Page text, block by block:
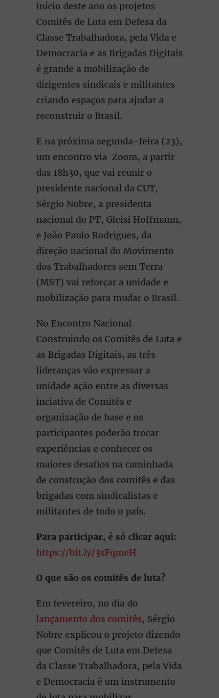
início deste ano os projetos
Comitês de Luta em Defesa da
Classe Trabalhadora, pela Vida e
Democracia e as Brigadas Digitais
é grande a mobilização de
dirigentes sindicais e militantes
criando espaços para ajudar a
reconstruir o Brasil.
E na próxima segunda-feira (23),
um encontro via Zoom, a partir
das 18h30, que vai reunir o
presidente nacional da CUT,
Sérgio Nobre, a presidenta
nacional do PT, Gleisi Hoffmann,
e João Paulo Rodrigues, da
direção nacional do Movimento
dos Trabalhadores sem Terra
(MST) vai reforçar a unidade e
mobilização para mudar o Brasil.
No Encontro Nacional
Construindo os Comitês de Luta e
as Brigadas Digitais, as três
lideranças vão expressar a
unidade ação entre as diversas
inciativa de Comitês e
organização de base e os
participantes poderão trocar
experiências e conhecer os
maiores desafios na caminhada
de construção dos comitês e das
brigadas com sindicalistas e
militantes de todo o país.
Para participar, é só clicar aqui:
https://bit.ly/3sFqmeH
O que são os comitês de luta?
Em fevereiro, no dia do
lançamento dos comitês, Sérgio
Nobre explicou o projeto dizendo
que Comitês de Luta em Defesa
da Classe Trabalhadora, pela Vida
e Democracia é um instrumento